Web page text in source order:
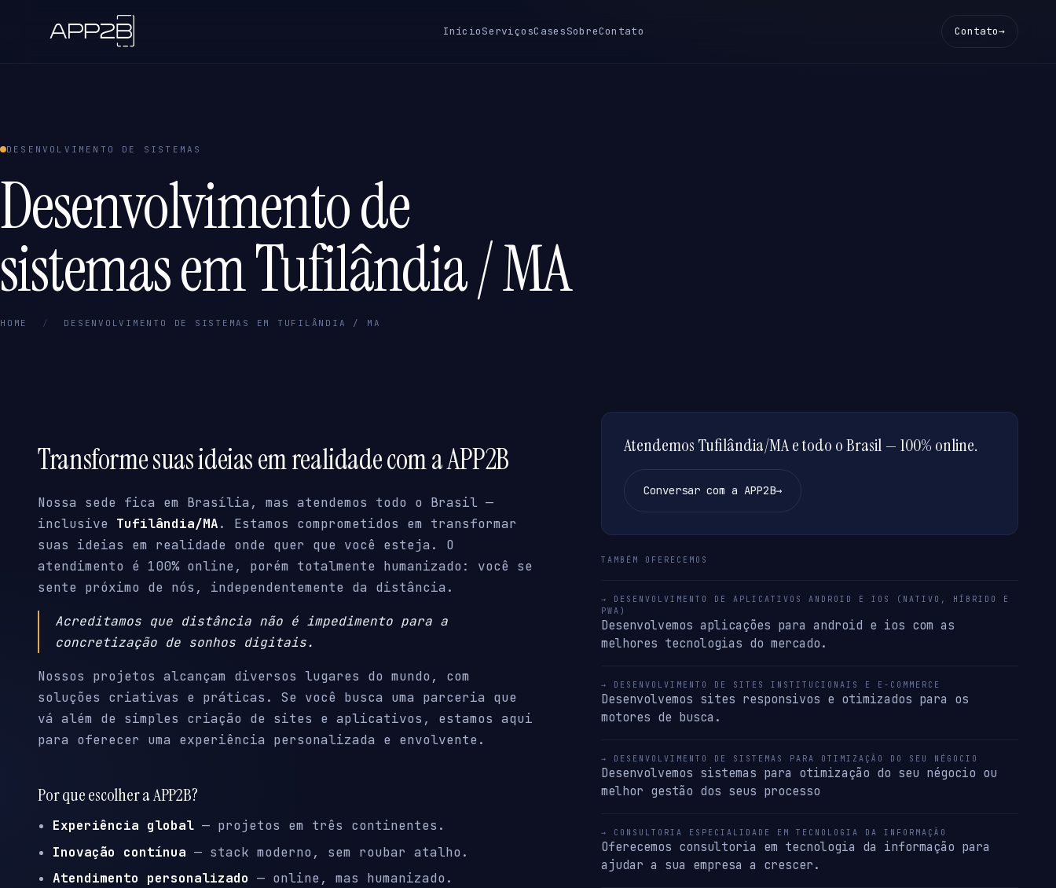
InícioServiçosCasesSobreContato Contato→
DESENVOLVIMENTO DE SISTEMAS
Desenvolvimento de
sistemas em Tufilândia / MA
HOME / DESENVOLVIMENTO DE SISTEMAS EM TUFILÂNDIA / MA
Transforme suas ideias em realidade com a APP2B
Nossa sede fica em Brasília, mas atendemos todo o Brasil —
inclusive Tufilândia/MA. Estamos comprometidos em transformar
suas ideias em realidade onde quer que você esteja. O
atendimento é 100% online, porém totalmente humanizado: você se
sente próximo de nós, independentemente da distância.
Acreditamos que distância não é impedimento para a
concretização de sonhos digitais.
Nossos projetos alcançam diversos lugares do mundo, com
soluções criativas e práticas. Se você busca uma parceria que
vá além de simples criação de sites e aplicativos, estamos aqui
para oferecer uma experiência personalizada e envolvente.
Por que escolher a APP2B?
Experiência global — projetos em três continentes.
Inovação contínua — stack moderno, sem roubar atalho.
Atendimento personalizado — online, mas humanizado.
Atendemos Tufilândia/MA e todo o Brasil — 100% online.
Conversar com a APP2B→
TAMBÉM OFERECEMOS
→ DESENVOLVIMENTO DE APLICATIVOS ANDROID E IOS (NATIVO, HÍBRIDO E
PWA)
Desenvolvemos aplicações para android e ios com as
melhores tecnologias do mercado.
→ DESENVOLVIMENTO DE SITES INSTITUCIONAIS E E-COMMERCE
Desenvolvemos sites responsivos e otimizados para os
motores de busca.
→ DESENVOLVIMENTO DE SISTEMAS PARA OTIMIZAÇÃO DO SEU NÉGOCIO
Desenvolvemos sistemas para otimização do seu négocio ou
melhor gestão dos seus processo
→ CONSULTORIA ESPECIALIDADE EM TECNOLOGIA DA INFORMAÇÃO
Oferecemos consultoria em tecnologia da informação para
ajudar a sua empresa a crescer.